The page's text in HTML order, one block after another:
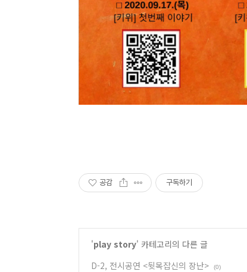
공감 구독하기
'play story' 카테고리의 다른 글
D-2, 전시공연 <뒷목잡신의 장난>
(0)